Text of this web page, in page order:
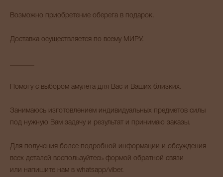
Возможно приобретение оберега в подарок.
Доставка осуществляется по всему МИРУ.
Помогу с выбором амулета для Вас и Ваших близких.
Занимаюсь изготовлением индивидуальных предметов силы
под нужную Вам задачу и результат и принимаю заказы.
Для получения более подробной информации и обсуждения
всех деталей воспользуйтесь формой обратной связи
или напишите нам в whatsapp/viber.